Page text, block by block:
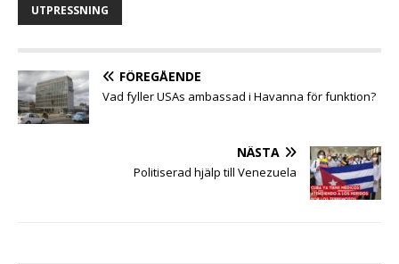
o
r
UTPRESSNING
FÖREGÅENDE
Vad fyller USAs ambassad i Havanna för funktion?
NÄSTA
Politiserad hjälp till Venezuela